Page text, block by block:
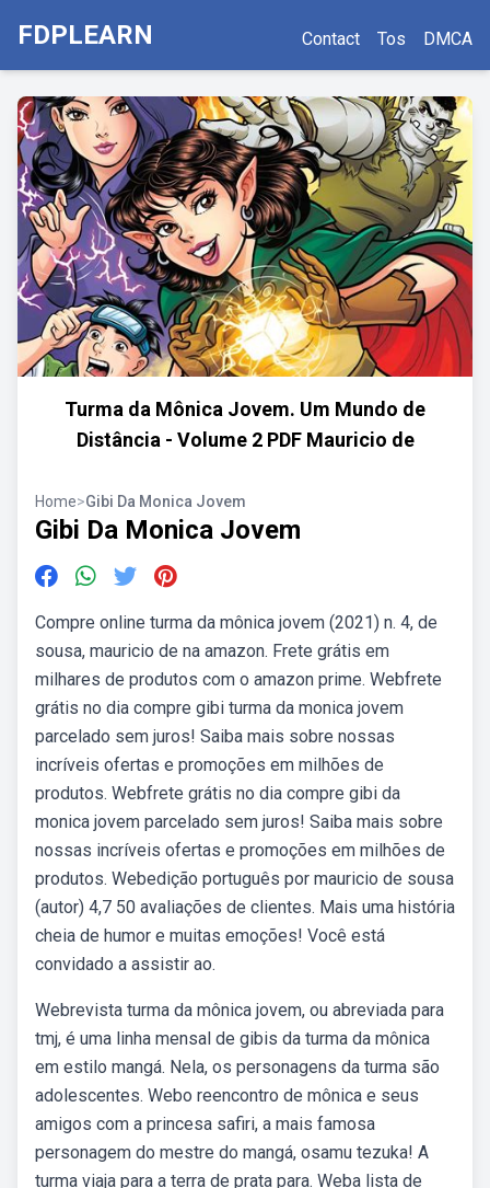
FDPLEARN Contact Tos DMCA
Turma da Mônica Jovem. Um Mundo de
Distância - Volume 2 PDF Mauricio de
Home>Gibi Da Monica Jovem
Gibi Da Monica Jovem
Compre online turma da mônica jovem (2021) n. 4, de
sousa, mauricio de na amazon. Frete grátis em
milhares de produtos com o amazon prime. Webfrete
grátis no dia compre gibi turma da monica jovem
parcelado sem juros! Saiba mais sobre nossas
incríveis ofertas e promoções em milhões de
produtos. Webfrete grátis no dia compre gibi da
monica jovem parcelado sem juros! Saiba mais sobre
nossas incríveis ofertas e promoções em milhões de
produtos. Webedição português por mauricio de sousa
(autor) 4,7 50 avaliações de clientes. Mais uma história
cheia de humor e muitas emoções! Você está
convidado a assistir ao.
Webrevista turma da mônica jovem, ou abreviada para
tmj, é uma linha mensal de gibis da turma da mônica
em estilo mangá. Nela, os personagens da turma são
adolescentes. Webo reencontro de mônica e seus
amigos com a princesa safiri, a mais famosa
personagem do mestre do mangá, osamu tezuka! A
turma viaja para a terra de prata para. Weba lista de